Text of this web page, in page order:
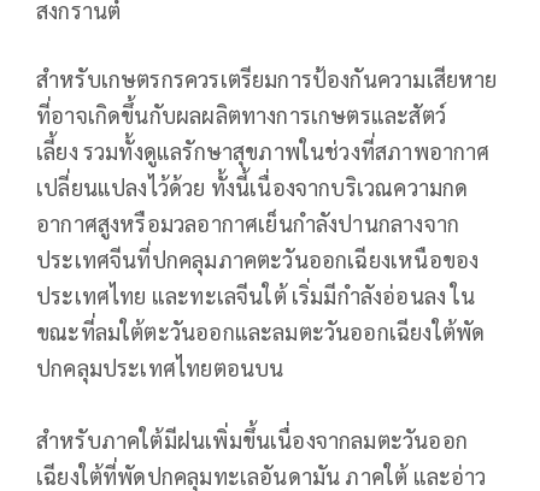
สงกรานต์
สำหรับเกษตรกรควรเตรียมการป้องกันความเสียหาย
ที่อาจเกิดขึ้นกับผลผลิตทางการเกษตรและสัตว์
เลี้ยง รวมทั้งดูแลรักษาสุขภาพในช่วงที่สภาพอากาศ
เปลี่ยนแปลงไว้ด้วย ทั้งนี้เนื่องจากบริเวณความกด
อากาศสูงหรือมวลอากาศเย็นกำลังปานกลางจาก
ประเทศจีนที่ปกคลุมภาคตะวันออกเฉียงเหนือของ
ประเทศไทย และทะเลจีนใต้ เริ่มมีกำลังอ่อนลง ใน
ขณะที่ลมใต้ตะวันออกและลมตะวันออกเฉียงใต้พัด
ปกคลุมประเทศไทยตอนบน
สำหรับภาคใต้มีฝนเพิ่มขึ้นเนื่องจากลมตะวันออก
เฉียงใต้ที่พัดปกคลุมทะเลอันดามัน ภาคใต้ และอ่าว